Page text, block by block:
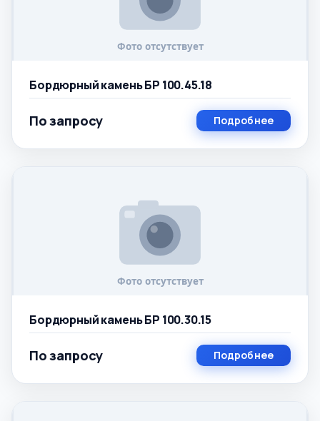
Бордюрный камень БР 100.45.18
По запросу Подробнее
Бордюрный камень БР 100.30.15
По запросу Подробнее